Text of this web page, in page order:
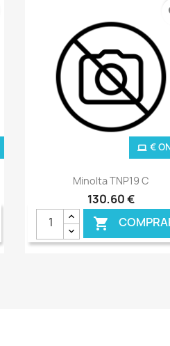
Ver+
Minolta TNP19 C
130,60 €

€